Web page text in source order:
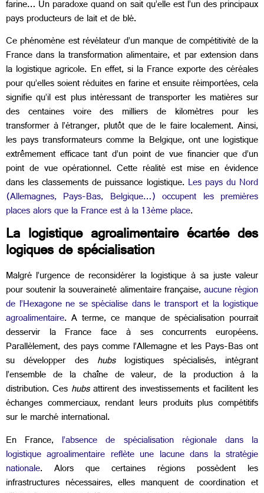
farine… Un paradoxe quand on sait qu’elle est l’un des principaux
pays producteurs de lait et de blé.
Ce phénomène est révélateur d’un manque de compétitivité de la
France dans la transformation alimentaire, et par extension dans
la logistique agricole. En effet, si la France exporte des céréales
pour qu’elles soient réduites en farine et ensuite réimportées, cela
signifie qu’il est plus intéressant de transporter les matières sur
des centaines voire des milliers de kilomètres pour les
transformer à l’étranger, plutôt que de le faire localement. Ainsi,
les pays transformateurs comme la Belgique, ont une logistique
extrêmement efficace tant d’un point de vue financier que d’un
point de vue opérationnel. Cette réalité est mise en évidence
dans les classements de puissance logistique. Les pays du Nord
(Allemagnes, Pays-Bas, Belgique…) occupent les premières
places alors que la France est à la 13ème place.
La logistique agroalimentaire écartée des
logiques de spécialisation
Malgré l’urgence de reconsidérer la logistique à sa juste valeur
pour soutenir la souveraineté alimentaire française,aucune région
de l’Hexagone ne se spécialise dans le transport et la logistique
agroalimentaire. A terme, ce manque de spécialisation pourrait
desservir la France face à ses concurrents européens.
Parallèlement, des pays comme l’Allemagne et les Pays-Bas ont
su développer des hubslogistiques spécialisés, intégrant
l’ensemble de la chaîne de valeur, de la production à la
distribution. Ces hubsattirent des investissements et facilitent les
échanges commerciaux, rendant leurs produits plus compétitifs
sur le marché international.
En France, l’absence de spécialisation régionale dans la
logistique agroalimentaire reflète une lacune dans la stratégie
nationale. Alors que certaines régions possèdent les
infrastructures nécessaires, elles manquent de coordination et